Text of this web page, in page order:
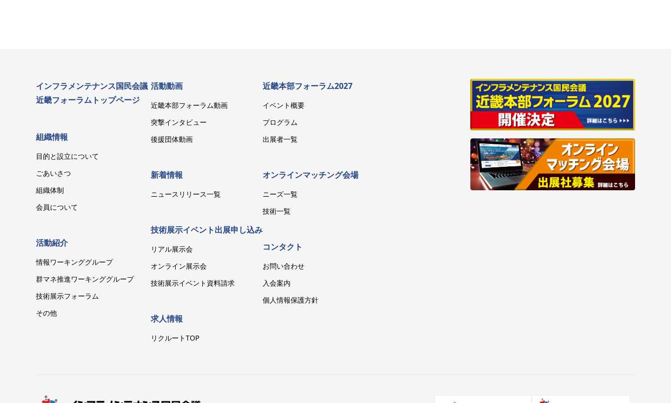
インフラメンテナンス国民会議
近畿フォーラムトップページ
組織情報
目的と設立について
ごあいさつ
組織体制
会員について
活動紹介
情報ワーキンググループ
群マネ推進ワーキンググループ
技術展示フォーラム
その他
活動動画
近畿本部フォーラム動画
突撃インタビュー
後援団体動画
新着情報
ニュースリリース一覧
技術展示イベント出展申し込み
リアル展示会
オンライン展示会
技術展示イベント資料請求
求人情報
リクルートTOP
近畿本部フォーラム2027
イベント概要
プログラム
出展者一覧
オンラインマッチング会場
ニーズ一覧
技術一覧
コンタクト
お問い合わせ
入会案内
個人情報保護方針